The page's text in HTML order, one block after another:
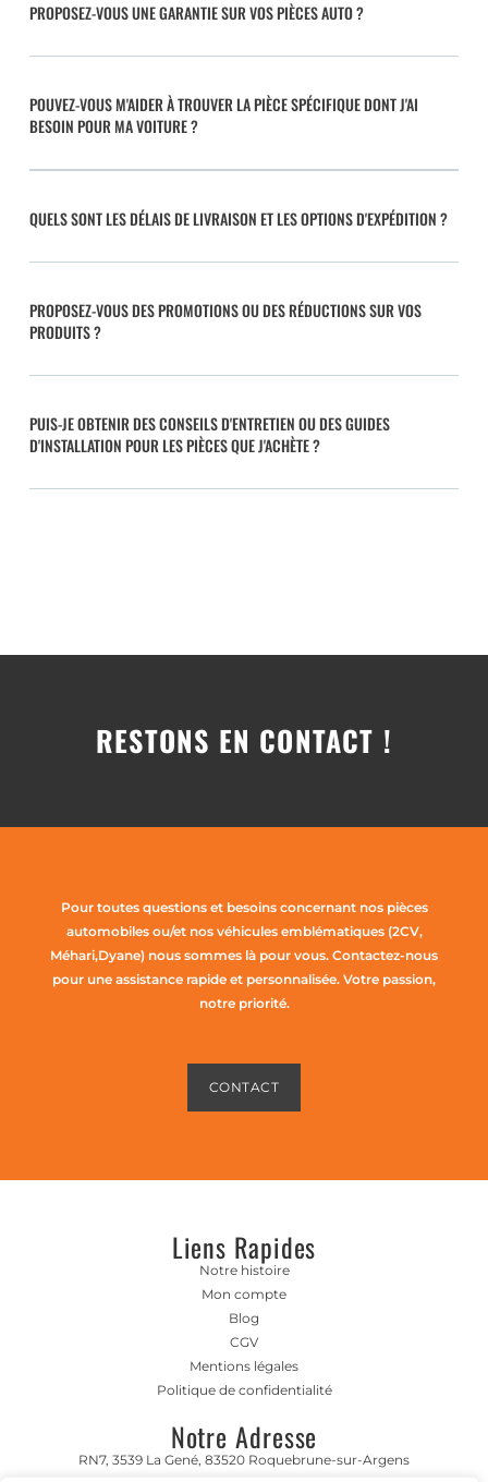
PROPOSEZ-VOUS UNE GARANTIE SUR VOS PIÈCES AUTO ?
POUVEZ-VOUS M'AIDER À TROUVER LA PIÈCE SPÉCIFIQUE DONT J'AI
BESOIN POUR MA VOITURE ?
QUELS SONT LES DÉLAIS DE LIVRAISON ET LES OPTIONS D'EXPÉDITION ?
PROPOSEZ-VOUS DES PROMOTIONS OU DES RÉDUCTIONS SUR VOS
PRODUITS ?
PUIS-JE OBTENIR DES CONSEILS D'ENTRETIEN OU DES GUIDES
D'INSTALLATION POUR LES PIÈCES QUE J'ACHÈTE ?
RESTONS EN CONTACT !
Pour toutes questions et besoins concernant nos pièces
automobiles ou/et nos véhicules emblématiques (2CV,
Méhari,Dyane) nous sommes là pour vous. Contactez-nous
pour une assistance rapide et personnalisée. Votre passion,
notre priorité.
CONTACT
Liens Rapides
Notre histoire
Mon compte
Blog
CGV
Mentions légales
Politique de confidentialité
Notre Adresse
RN7, 3539 La Gené, 83520 Roquebrune-sur-Argens